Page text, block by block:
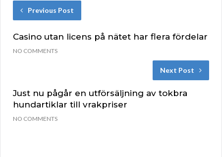
Previous Post
Casino utan licens på nätet har flera fördelar
NO COMMENTS
Next Post
Just nu pågår en utförsäljning av tokbra
hundartiklar till vrakpriser
NO COMMENTS